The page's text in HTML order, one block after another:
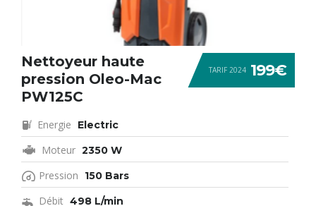
TARIF 2024 199€
Nettoyeur haute
pression Oleo-Mac
PW125C
Energie Electric
Moteur 2350 W
Pression 150 Bars
Débit 498 L/min